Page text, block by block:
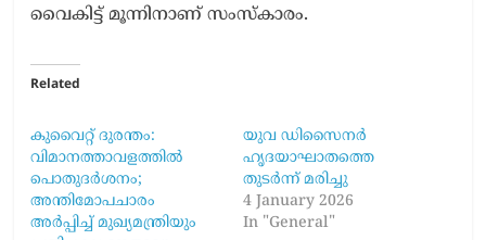
വൈകിട്ട് മൂന്നിനാണ് സംസ്കാരം.
Related
കുവൈറ്റ് ദുരന്തം:
വിമാനത്താവളത്തിൽ
പൊതുദർശനം;
അന്തിമോപചാരം
അർപ്പിച്ച് മുഖ്യമന്ത്രിയും
യുവ ഡിസൈനർ
ഹൃദയാഘാതത്തെ
തുടർന്ന് മരിച്ചു
4 January 2026
In "General"